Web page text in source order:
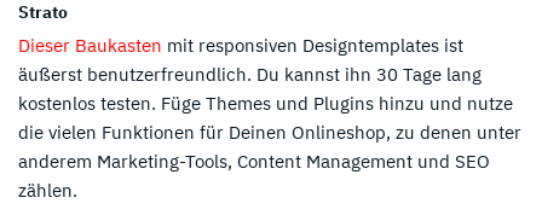
Strato
Dieser Baukasten mit responsiven Designtemplates ist
äußerst benutzerfreundlich. Du kannst ihn 30 Tage lang
kostenlos testen. Füge Themes und Plugins hinzu und nutze
die vielen Funktionen für Deinen Onlineshop, zu denen unter
anderem Marketing-Tools, Content Management und SEO
zählen.